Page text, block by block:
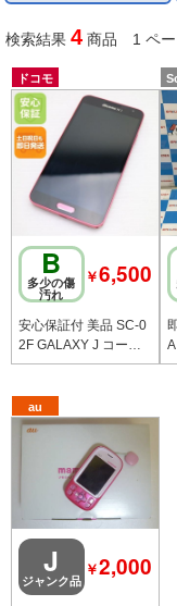
検索結果 4 商品 1 ペー
ドコモ
B
多少の傷
汚れ
￥6,500
安心保証付 美品 SC-0
2F GALAXY J コーラ
ルピンク 白ロム 中古
au
J
ジャンク品
￥2,000